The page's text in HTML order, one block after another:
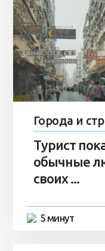
Города и
Турист
обычные
своих ...
5 минут